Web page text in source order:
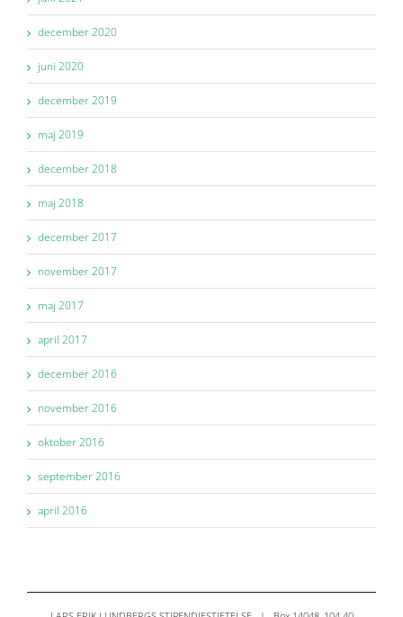
december 2020
juni 2020
december 2019
maj 2019
december 2018
maj 2018
december 2017
november 2017
maj 2017
april 2017
december 2016
november 2016
oktober 2016
september 2016
april 2016